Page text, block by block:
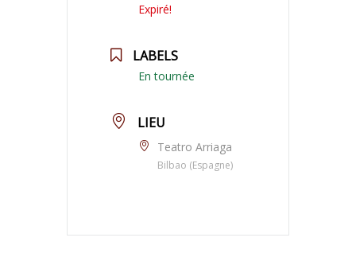
Expiré!
LABELS
En tournée
LIEU
Teatro Arriaga
Bilbao (Espagne)